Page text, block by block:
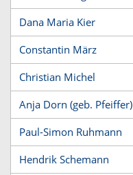
Dana Maria Kier
Constantin März
Christian Michel
Anja Dorn (geb. Pfeiffer)
Paul-Simon Ruhmann
Hendrik Schemann